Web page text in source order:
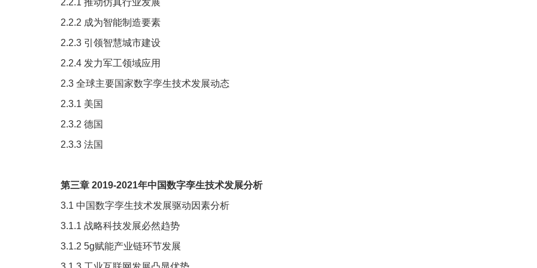
2.2.1 推动仿真行业发展
2.2.2 成为智能制造要素
2.2.3 引领智慧城市建设
2.2.4 发力军工领域应用
2.3 全球主要国家数字孪生技术发展动态
2.3.1 美国
2.3.2 德国
2.3.3 法国
第三章 2019-2021年中国数字孪生技术发展分析
3.1 中国数字孪生技术发展驱动因素分析
3.1.1 战略科技发展必然趋势
3.1.2 5g赋能产业链环节发展